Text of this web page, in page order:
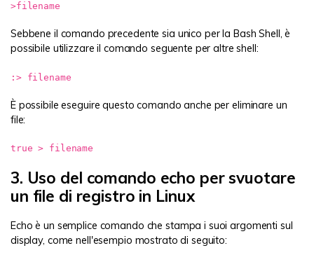
>filename
Sebbene il comando precedente sia unico per la Bash Shell, è
possibile utilizzare il comando seguente per altre shell:
:> filename
È possibile eseguire questo comando anche per eliminare un
file:
true > filename
3. Uso del comando echo per svuotare
un file di registro in Linux
Echo è un semplice comando che stampa i suoi argomenti sul
display, come nell'esempio mostrato di seguito: